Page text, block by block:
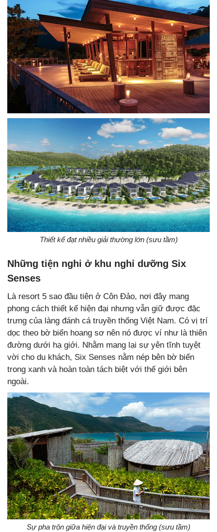
Thiết kế đạt nhiều giải thường lớn (sưu tầm)
Những tiện nghi ở khu nghỉ dưỡng Six
Senses
Là resort 5 sao đầu tiên ở Côn Đảo, nơi đây mang
phong cách thiết kế hiện đại nhưng vẫn giữ được đặc
trưng của làng đánh cá truyền thống Việt Nam. Có vị trí
dọc theo bờ biển hoang sơ nên nó được ví như là thiên
đường dưới hạ giới. Nhằm mang lại sự yên tĩnh tuyệt
vời cho du khách, Six Senses nằm nép bên bờ biển
trong xanh và hoàn toàn tách biệt với thế giới bên
ngoài.
Sự pha trộn giữa hiện đại và truyền thống (sưu tầm)